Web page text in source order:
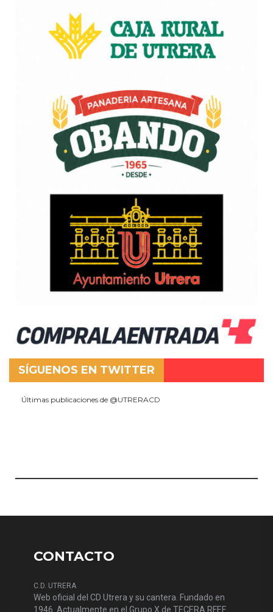
SÍGUENOS EN TWITTER
Últimas publicaciones de @UTRERACD
CONTACTO
C.D. UTRERA
Web oficial del CD Utrera y su cantera. Fundado en
1946. Actualmente en el Grupo X de TECERA RFEF.